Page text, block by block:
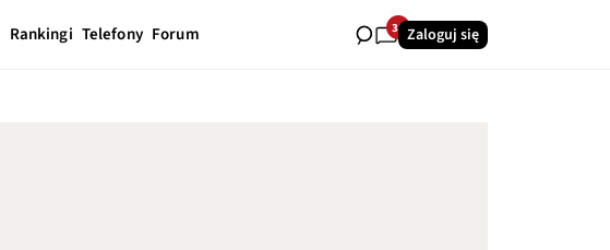
Rankingi Telefony Forum 31Zaloguj się